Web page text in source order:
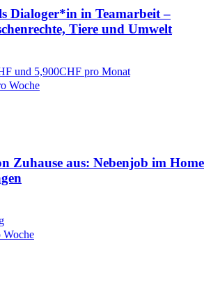
Dialoger*in in Teamarbeit –
Tiere und Umwelt
und 5,900CHF pro Monat
Woche
Zuhause aus: Nebenjob im Home
Woche